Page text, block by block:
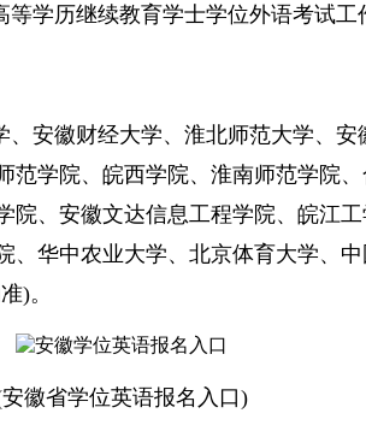
学历继续教育学士学位外语考试工
安徽财经大学、淮北师范大学、
学院、皖西学院、淮南师范学院
、安徽文达信息工程学院、皖江
华中农业大学、北京体育大学、
)。
徽省学位英语报名入口)